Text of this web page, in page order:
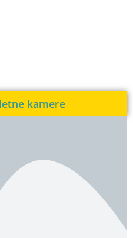
kamere